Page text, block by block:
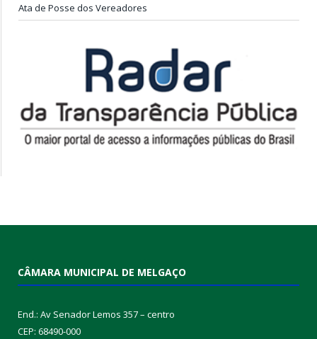
Ata de Posse dos Vereadores
CÂMARA MUNICIPAL DE MELGAÇO
End.: Av Senador Lemos 357 – centro
CEP: 68490-000